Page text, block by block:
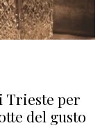
Trieste per
del gusto